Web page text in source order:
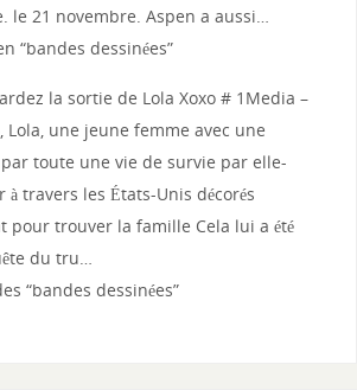
le 21 novembre. Aspen a aussi…
“bandes dessinées”
la sortie de Lola Xoxo # 1Media –
Lola, une jeune femme avec une
toute une vie de survie par elle-
à travers les États-Unis décorés
pour trouver la famille Cela lui a été
du tru…
“bandes dessinées”